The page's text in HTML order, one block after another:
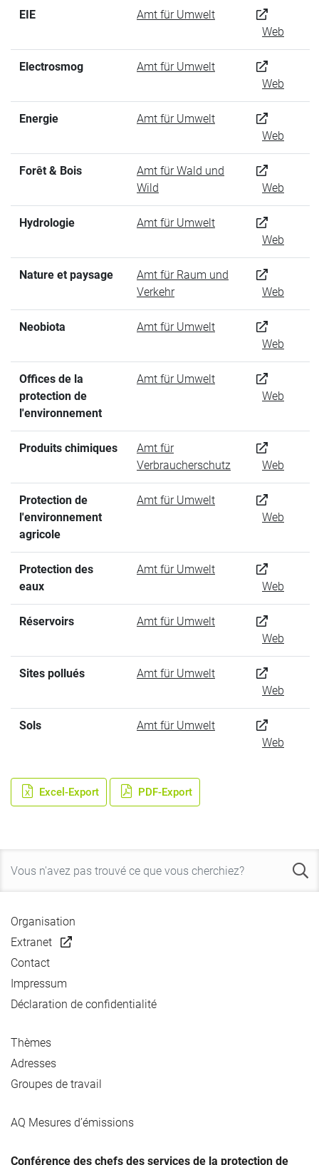
EIE
Amt für Umwelt
Web
Electrosmog
Amt für Umwelt
Web
Energie
Amt für Umwelt
Web
Forêt & Bois
Amt für Wald und
Wild
Web
Hydrologie
Amt für Umwelt
Web
Nature et paysage
Amt für Raum und
Verkehr
Web
Neobiota
Amt für Umwelt
Web
Offices de la
protection de
l'environnement
Amt für Umwelt
Web
Produits chimiques
Amt für
Verbraucherschutz
Web
Protection de
l'environnement
agricole
Amt für Umwelt
Web
Protection des
eaux
Amt für Umwelt
Web
Réservoirs
Amt für Umwelt
Web
Sites pollués
Amt für Umwelt
Web
Sols
Amt für Umwelt
Web
Excel-Export PDF-Export
Organisation
Extranet
Contact
Impressum
Déclaration de confidentialité
Thèmes
Adresses
Groupes de travail
AQ Mesures d’émissions
Conférence des chefs des services de la protection de